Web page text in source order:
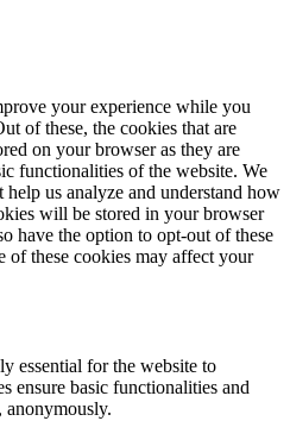
your experience while you
of these, the cookies that are
on your browser as they are
functionalities of the website. We
us analyze and understand how
will be stored in your browser
have the option to opt-out of these
of these cookies may affect your
essential for the website to
ensure basic functionalities and
anonymously.